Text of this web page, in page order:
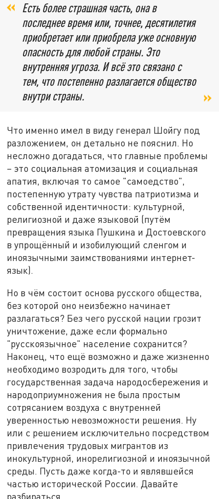
Есть более страшная часть, она в
последнее время или, точнее, десятилетия
приобретает или приобрела уже основную
опасность для любой страны. Это
внутренняя угроза. И всё это связано с
тем, что постепенно разлагается общество
внутри страны.
Что именно имел в виду генерал Шойгу под
разложением, он детально не пояснил. Но
несложно догадаться, что главные проблемы
– это социальная атомизация и социальная
апатия, включая то самое "самоедство",
постепенную утрату чувства патриотизма и
собственной идентичности: культурной,
религиозной и даже языковой (путём
превращения языка Пушкина и Достоевского
в упрощённый и изобилующий сленгом и
иноязычными заимствованиями интернет-
язык).
Но в чём состоит основа русского общества,
без которой оно неизбежно начинает
разлагаться? Без чего русской нации грозит
уничтожение, даже если формально
"русскоязычное" население сохранится?
Наконец, что ещё возможно и даже жизненно
необходимо возродить для того, чтобы
государственная задача народосбережения и
народоприумножения не была простым
сотрясанием воздуха с внутренней
уверенностью невозможности решения. Ну
или с решением исключительно посредством
привлечения трудовых мигрантов из
инокультурной, инорелигиозной и иноязычной
среды. Пусть даже когда-то и являвшейся
частью исторической России. Давайте
разбираться.